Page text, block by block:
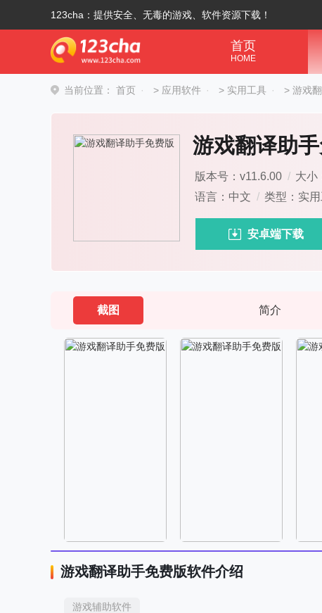
123cha：提供安全、无毒的游戏、软件资源下载！
首页
HOME
当前位置： 首页 > 应用软件 > 实用工具 > 游戏
游戏翻译助
版本号：v11.6.00 / 大小
语言：中文 / 类型：实
安卓端下载
截图 简介
游戏翻译助手免费版软件介绍
游戏辅助软件